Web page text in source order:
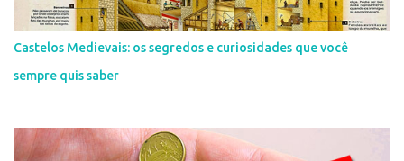
Castelos Medievais: os segredos e curiosidades que você
sempre quis saber